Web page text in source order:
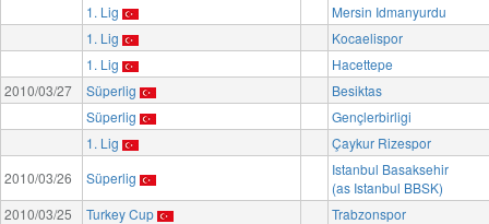
1. Lig
Mersin Idmanyurdu
1. Lig
Kocaelispor
1. Lig
Hacettepe
2010/03/27
Süperlig
Besiktas
Süperlig
Gençlerbirligi
1. Lig
Çaykur Rizespor
2010/03/26
Süperlig
Istanbul Basaksehir
(as Istanbul BBSK)
2010/03/25
Turkey Cup
Trabzonspor